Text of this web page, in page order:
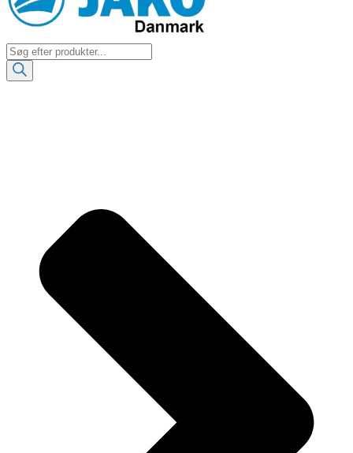
Products
search